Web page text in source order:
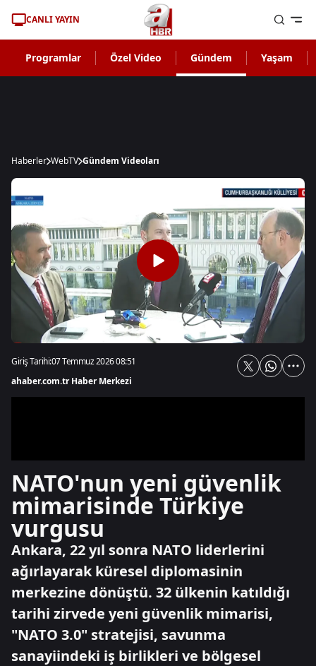
CANLI YAYIN
Programlar Özel Video Gündem Yaşam
Haberler WebTV Gündem Videoları
Giriş Tarihi:07 Temmuz 2026 08:51
ahaber.com.tr Haber Merkezi
NATO'nun yeni güvenlik
mimarisinde Türkiye
vurgusu
Ankara, 22 yıl sonra NATO liderlerini
ağırlayarak küresel diplomasinin
merkezine dönüştü. 32 ülkenin katıldığı
tarihi zirvede yeni güvenlik mimarisi,
"NATO 3.0" stratejisi, savunma
sanayiindeki iş birlikleri ve bölgesel